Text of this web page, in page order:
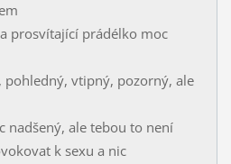
prosvítající prádélko moc
vtipný, pozorný, ale
nadšený, ale tebou to není
k sexu a nic